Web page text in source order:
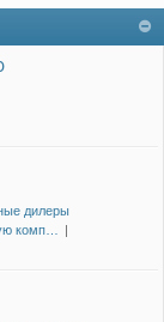
дилеры
комп…